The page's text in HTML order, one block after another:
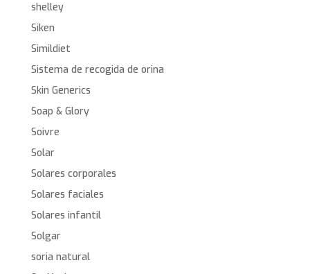
shelley
Siken
Simildiet
Sistema de recogida de orina
Skin Generics
Soap & Glory
Soivre
Solar
Solares corporales
Solares faciales
Solares infantil
Solgar
soria natural